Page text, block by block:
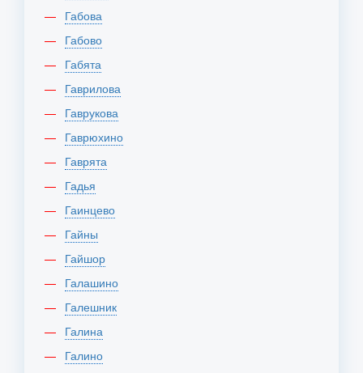
Габова
Габово
Габята
Гаврилова
Гаврукова
Гаврюхино
Гаврята
Гадья
Гаинцево
Гайны
Гайшор
Галашино
Галешник
Галина
Галино